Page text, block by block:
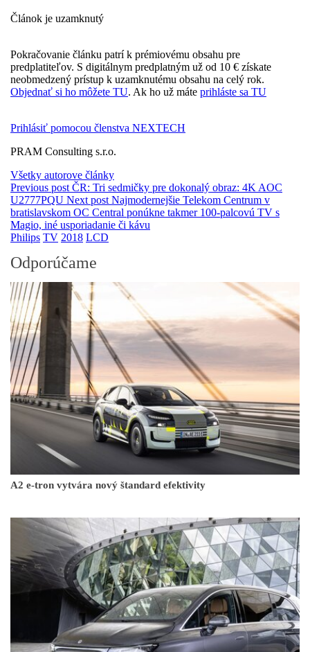
Článok je uzamknutý
Pokračovanie článku patrí k prémiovému obsahu pre
predplatiteľov. S digitálnym predplatným už od 10 € získate
neobmedzený prístup k uzamknutému obsahu na celý rok.
Objednať si ho môžete TU. Ak ho už máte prihláste sa TU
Prihlásiť pomocou členstva NEXTECH
PRAM Consulting s.r.o.
Všetky autorove články
Previous post ČR: Tri sedmičky pre dokonalý obraz: 4K AOC
U2777PQU Next post Najmodernejšie Telekom Centrum v
bratislavskom OC Central ponúkne takmer 100-palcovú TV s
Magio, iné usporiadanie či kávu
Philips TV 2018 LCD
Odporúčame
A2 e-tron vytvára nový štandard efektivity